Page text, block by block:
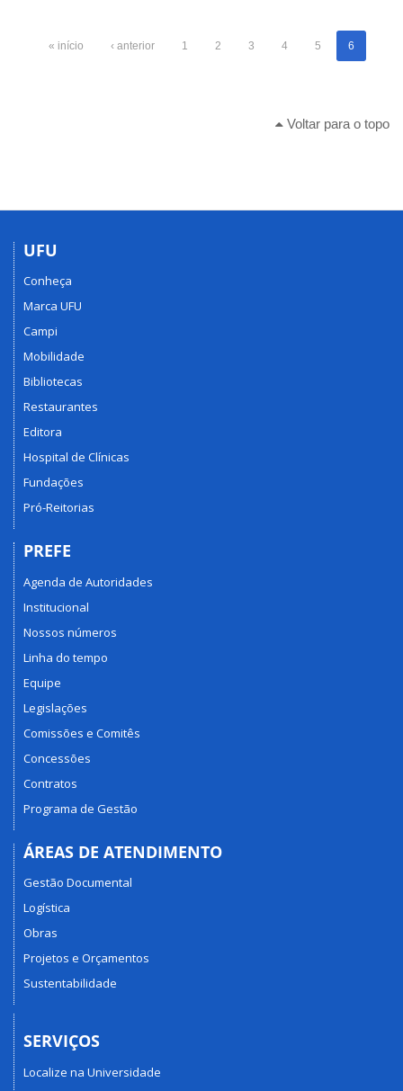
« início ‹ anterior 1 2 3 4 5 6
Voltar para o topo
UFU
Conheça
Marca UFU
Campi
Mobilidade
Bibliotecas
Restaurantes
Editora
Hospital de Clínicas
Fundações
Pró-Reitorias
PREFE
Agenda de Autoridades
Institucional
Nossos números
Linha do tempo
Equipe
Legislações
Comissões e Comitês
Concessões
Contratos
Programa de Gestão
ÁREAS DE ATENDIMENTO
Gestão Documental
Logística
Obras
Projetos e Orçamentos
Sustentabilidade
SERVIÇOS
Localize na Universidade